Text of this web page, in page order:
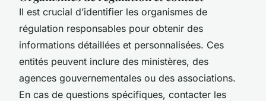
Il est crucial d’identifier les organismes de
régulation responsables pour obtenir des
informations détaillées et personnalisées. Ces
entités peuvent inclure des ministères, des
agences gouvernementales ou des associations.
En cas de questions spécifiques, contacter les